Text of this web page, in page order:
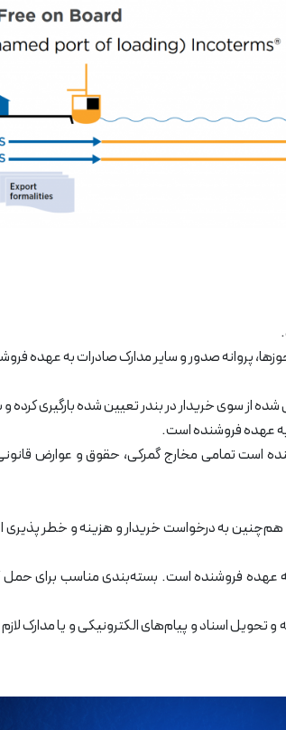
پروانه صدور و سایر مدارک صادرات به عهده
از سوی خریدار در بندر تعیین شده بارگیری کرده
عهده فروشنده است.
است تمامی مخارج گمرکی، حقوق و عوارض
به درخواست خریدار و هزینه و خطر پذیری او
به عهده فروشنده است. بسته‌بندی مناسب برای
اسناد و پیام‌های الکترونیکی و یا مدارک